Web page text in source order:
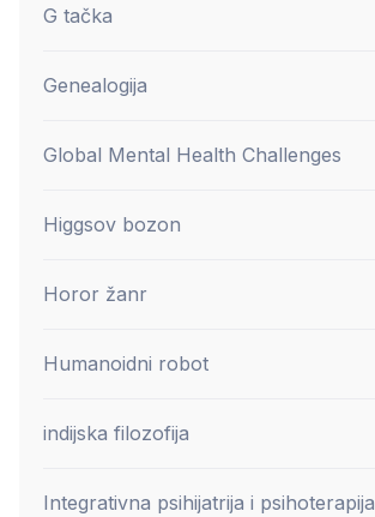
G tačka
Genealogija
Global Mental Health Challenges
Higgsov bozon
Horor žanr
Humanoidni robot
indijska filozofija
Integrativna psihijatrija i psihoterapija